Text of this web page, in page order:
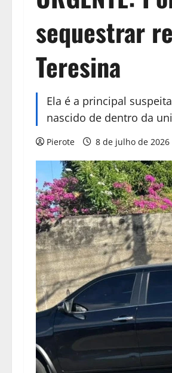
sequestrar
Teresina
Ela é a principal
nascido de dentro da
Pierote 8 de julho de 2026